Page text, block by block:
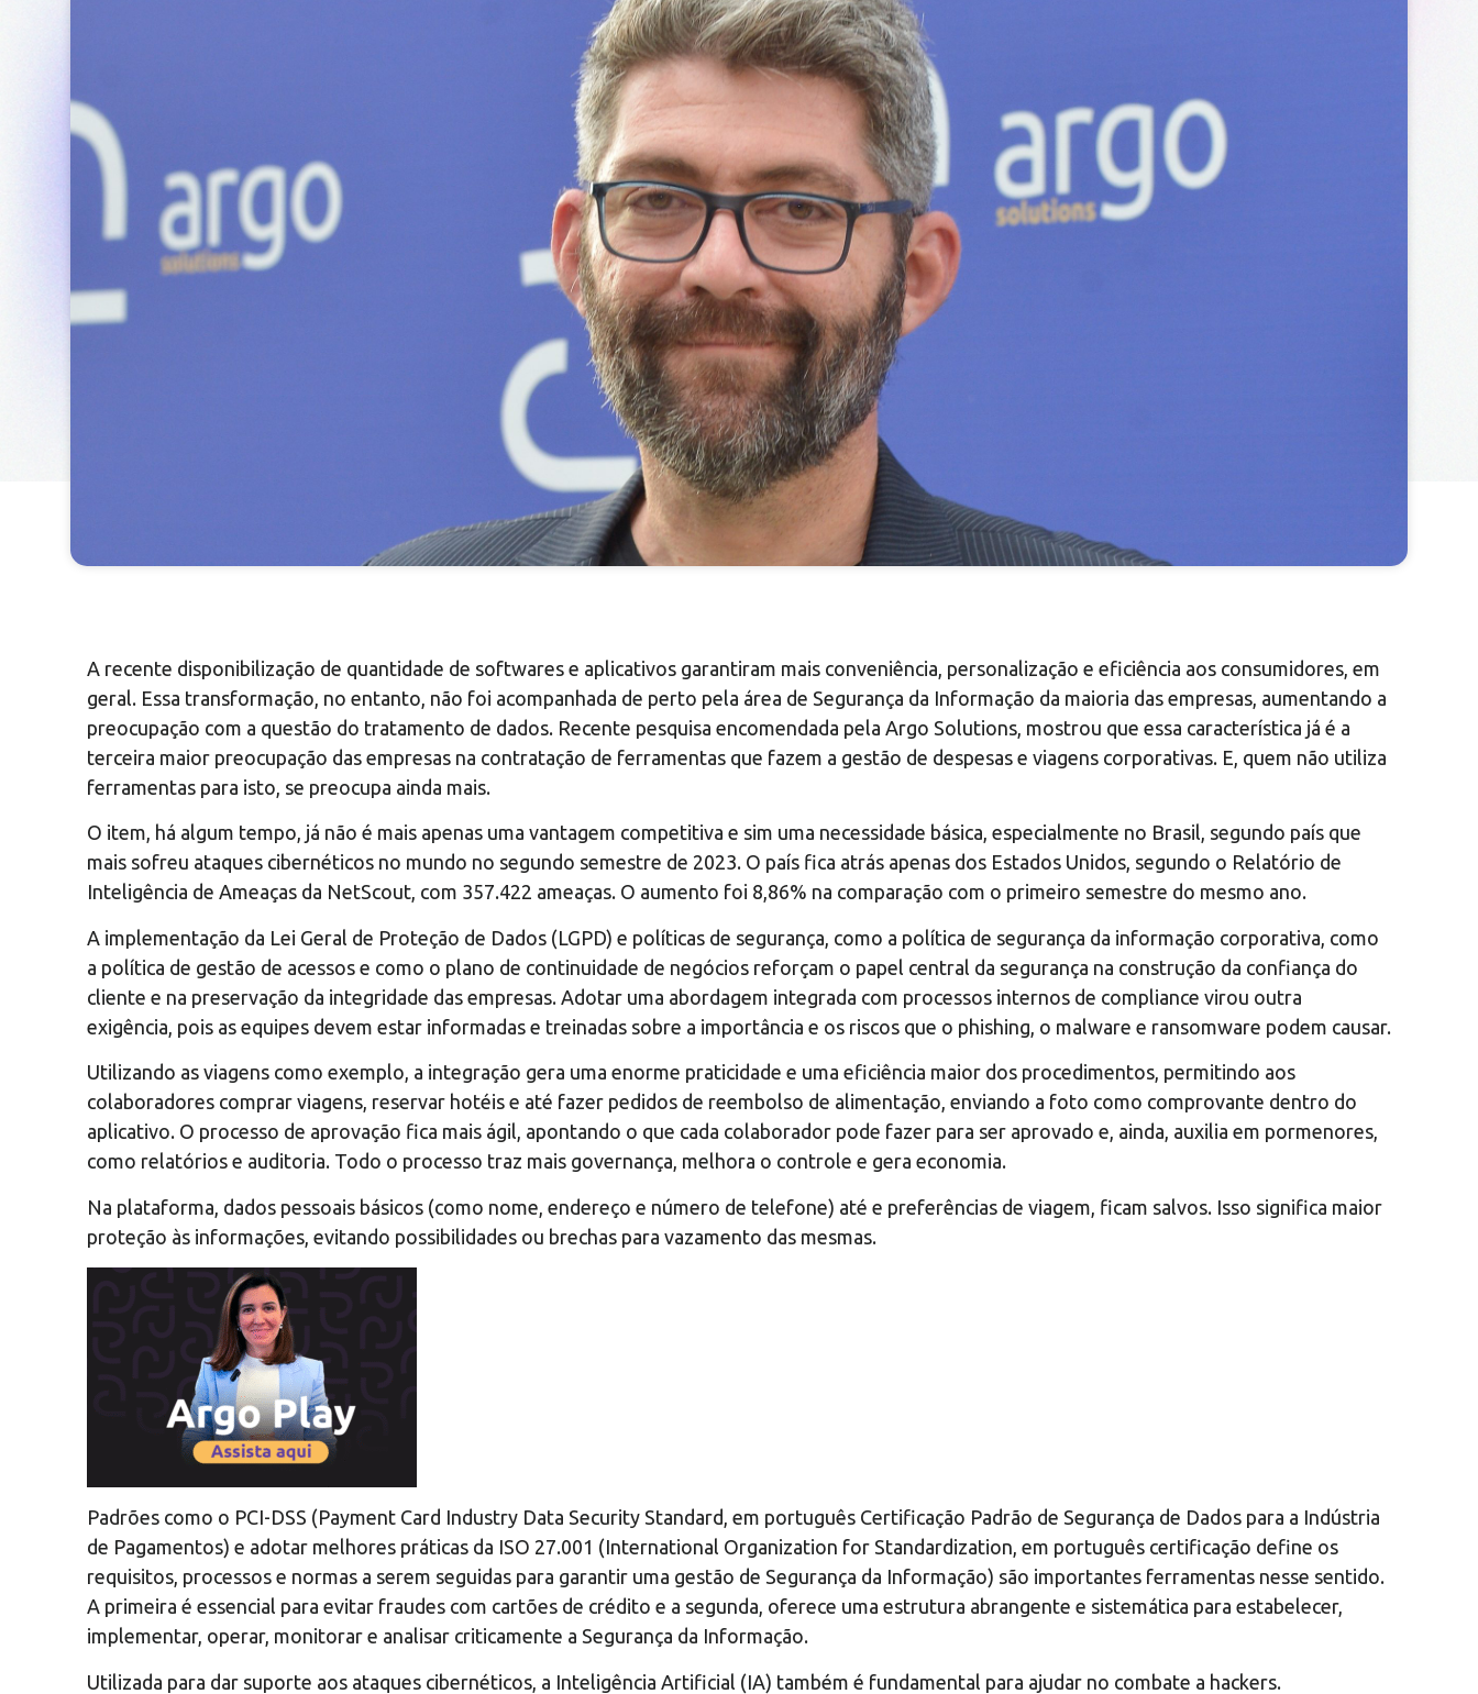
A recente disponibilização de quantidade de softwares e aplicativos garantiram mais conveniência, personalização e eficiência aos consumidores, em
geral. Essa transformação, no entanto, não foi acompanhada de perto pela área de Segurança da Informação da maioria das empresas, aumentando a
preocupação com a questão do tratamento de dados. Recente pesquisa encomendada pela Argo Solutions, mostrou que essa característica já é a
terceira maior preocupação das empresas na contratação de ferramentas que fazem a gestão de despesas e viagens corporativas. E, quem não utiliza
ferramentas para isto, se preocupa ainda mais.
O item, há algum tempo, já não é mais apenas uma vantagem competitiva e sim uma necessidade básica, especialmente no Brasil, segundo país que
mais sofreu ataques cibernéticos no mundo no segundo semestre de 2023. O país fica atrás apenas dos Estados Unidos, segundo o Relatório de
Inteligência de Ameaças da NetScout, com 357.422 ameaças. O aumento foi 8,86% na comparação com o primeiro semestre do mesmo ano.
A implementação da Lei Geral de Proteção de Dados (LGPD) e políticas de segurança, como a política de segurança da informação corporativa, como
a política de gestão de acessos e como o plano de continuidade de negócios reforçam o papel central da segurança na construção da confiança do
cliente e na preservação da integridade das empresas. Adotar uma abordagem integrada com processos internos de compliance virou outra
exigência, pois as equipes devem estar informadas e treinadas sobre a importância e os riscos que o phishing, o malware e ransomware podem causar.
Utilizando as viagens como exemplo, a integração gera uma enorme praticidade e uma eficiência maior dos procedimentos, permitindo aos
colaboradores comprar viagens, reservar hotéis e até fazer pedidos de reembolso de alimentação, enviando a foto como comprovante dentro do
aplicativo. O processo de aprovação fica mais ágil, apontando o que cada colaborador pode fazer para ser aprovado e, ainda, auxilia em pormenores,
como relatórios e auditoria. Todo o processo traz mais governança, melhora o controle e gera economia.
Na plataforma, dados pessoais básicos (como nome, endereço e número de telefone) até e preferências de viagem, ficam salvos. Isso significa maior
proteção às informações, evitando possibilidades ou brechas para vazamento das mesmas.
Padrões como o PCI-DSS (Payment Card Industry Data Security Standard, em português Certificação Padrão de Segurança de Dados para a Indústria
de Pagamentos) e adotar melhores práticas da ISO 27.001 (International Organization for Standardization, em português certificação define os
requisitos, processos e normas a serem seguidas para garantir uma gestão de Segurança da Informação) são importantes ferramentas nesse sentido.
A primeira é essencial para evitar fraudes com cartões de crédito e a segunda, oferece uma estrutura abrangente e sistemática para estabelecer,
implementar, operar, monitorar e analisar criticamente a Segurança da Informação.
Utilizada para dar suporte aos ataques cibernéticos, a Inteligência Artificial (IA) também é fundamental para ajudar no combate a hackers.